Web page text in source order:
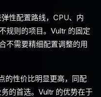
性配置路线，CPU、内
规则的项目。Vultr 的固定
不需要精细配置调整的用
的性价比明显更高，同配
的首选。Vultr 的优势在于